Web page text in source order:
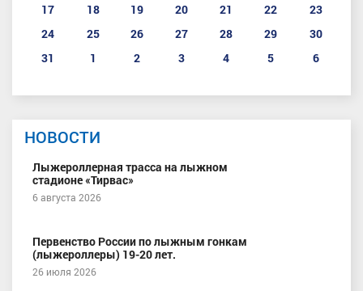
17
18 19 20 21 22
23
24
25 26 27 28 29
30
31
1 2 3 4 5 6
НОВОСТИ
Лыжероллерная трасса на лыжном
стадионе «Тирвас»
6 августа 2026
Первенство России по лыжным гонкам
(лыжероллеры) 19-20 лет.
26 июля 2026